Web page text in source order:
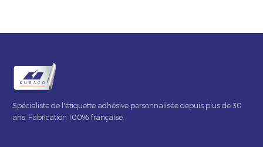
Spécialiste de l'étiquette adhésive personnalisée depuis plus de 30
ans. Fabrication 100% française.